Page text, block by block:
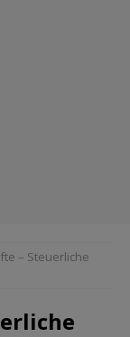
– Steuerliche